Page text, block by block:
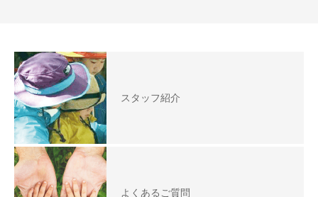
スタッフ紹介
よくあるご質問